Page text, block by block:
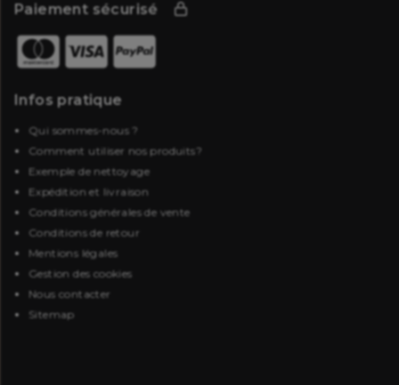
Paiement sécurisé
Infos pratique
Qui sommes-nous ?
Comment utiliser nos produits?
Exemple de nettoyage
Expédition et livraison
Conditions générales de vente
Conditions de retour
Mentions légales
Gestion des cookies
Nous contacter
Sitemap